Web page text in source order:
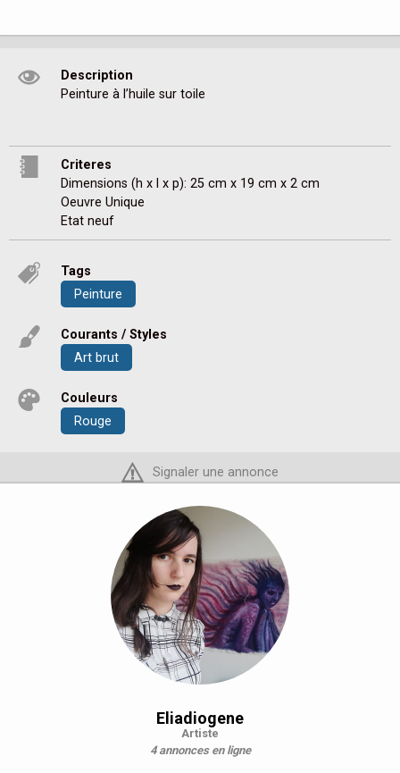
Description
Peinture à l’huile sur toile
Criteres
Dimensions (h x l x p): 25 cm x 19 cm x 2 cm
Oeuvre Unique
Etat neuf
Tags
Peinture
Courants / Styles
Art brut
Couleurs
Rouge
Signaler une annonce
Eliadiogene
Artiste
4 annonces en ligne